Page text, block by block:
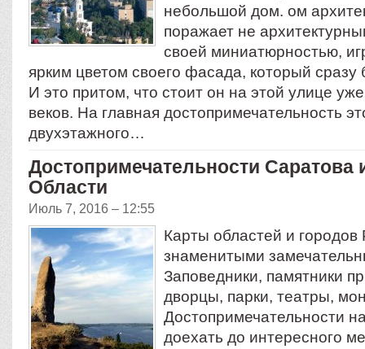
небольшой дом. ом
поражает не
своей миниатюрностью,
ярким цветом своего фасада, который сразу
И это притом, что стоит он на этой улице
веков. На главная достопримечательность
двухэтажного…
Достопримечательности Саратова
Области
Июль 7, 2016 – 12:55
Карты областей и городов
знаменитыми
Заповедники, памятники
дворцы, парки, театры,
Достопримечательности
доехать до интересного